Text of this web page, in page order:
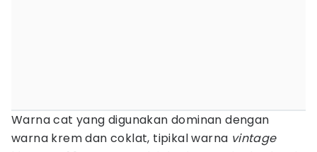
Warna cat yang digunakan dominan dengan
warna krem dan coklat, tipikal warna vintage